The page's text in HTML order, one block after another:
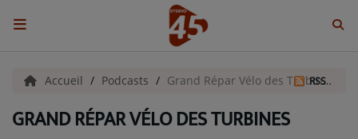
ACCUEIL
Emissions
Accueil Podcasts Grand Répar Vélo des Turbines
RSS
GRAND RÉPAR VÉLO DES TURBINES